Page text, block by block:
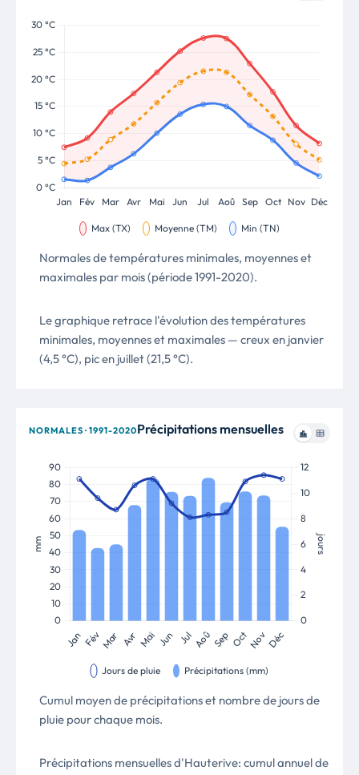
Normales de températures minimales, moyennes et
maximales par mois (période 1991-2020).
Le graphique retrace l'évolution des températures
minimales, moyennes et maximales — creux en janvier
(4,5 °C), pic en juillet (21,5 °C).
NORMALES · 1991-2020Précipitations mensuelles
Cumul moyen de précipitations et nombre de jours de
pluie pour chaque mois.
Précipitations mensuelles d'Hauterive: cumul annuel de